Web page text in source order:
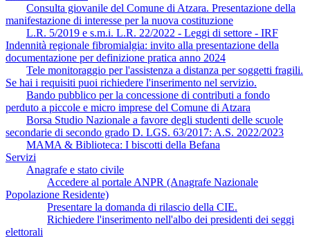
Consulta giovanile del Comune di Atzara. Presentazione della
manifestazione di interesse per la nuova costituzione
L.R. 5/2019 e s.m.i. L.R. 22/2022 - Leggi di settore - IRF
Indennità regionale fibromialgia: invito alla presentazione della
documentazione per definizione pratica anno 2024
Tele monitoraggio per l'assistenza a distanza per soggetti fragili.
Se hai i requisiti puoi richiedere l'inserimento nel servizio.
Bando pubblico per la concessione di contributi a fondo
perduto a piccole e micro imprese del Comune di Atzara
Borsa Studio Nazionale a favore degli studenti delle scuole
secondarie di secondo grado D. LGS. 63/2017: A.S. 2022/2023
MAMA & Biblioteca: I biscotti della Befana
Servizi
Anagrafe e stato civile
Accedere al portale ANPR (Anagrafe Nazionale
Popolazione Residente)
Presentare la domanda di rilascio della CIE.
Richiedere l'inserimento nell'albo dei presidenti dei seggi
elettorali